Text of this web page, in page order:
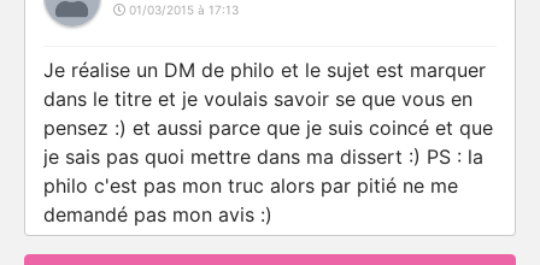
01/03/2015 à 17:13
Je réalise un DM de philo et le sujet est marquer
dans le titre et je voulais savoir se que vous en
pensez :) et aussi parce que je suis coincé et que
je sais pas quoi mettre dans ma dissert :) PS : la
philo c'est pas mon truc alors par pitié ne me
demandé pas mon avis :)